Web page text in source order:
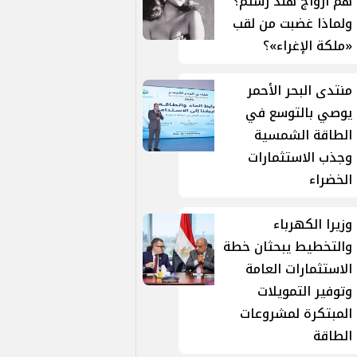
ولماذا غضبت من لقب
«ملكة الإغراء»؟
منتدى البحر الأحمر
يوصي بالتوسع في
الطاقة الشمسية
وجذب الاستثمارات
الخضراء
وزيرا الكهرباء
والتخطيط يبحثان خطة
الاستثمارات العامة
وتوفير التمويلات
المبتكرة لمشروعات
الطاقة